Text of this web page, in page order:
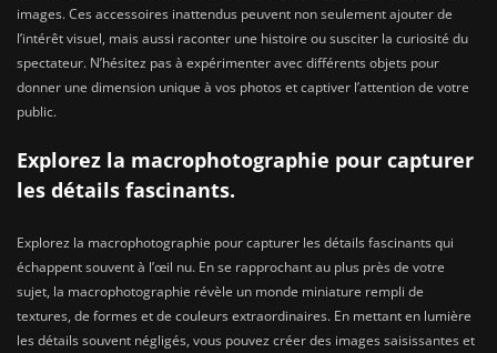
images. Ces accessoires inattendus peuvent non seulement ajouter de
l’intérêt visuel, mais aussi raconter une histoire ou susciter la curiosité du
spectateur. N’hésitez pas à expérimenter avec différents objets pour
donner une dimension unique à vos photos et captiver l’attention de votre
public.
Explorez la macrophotographie pour capturer
les détails fascinants.
Explorez la macrophotographie pour capturer les détails fascinants qui
échappent souvent à l’œil nu. En se rapprochant au plus près de votre
sujet, la macrophotographie révèle un monde miniature rempli de
textures, de formes et de couleurs extraordinaires. En mettant en lumière
les détails souvent négligés, vous pouvez créer des images saisissantes et